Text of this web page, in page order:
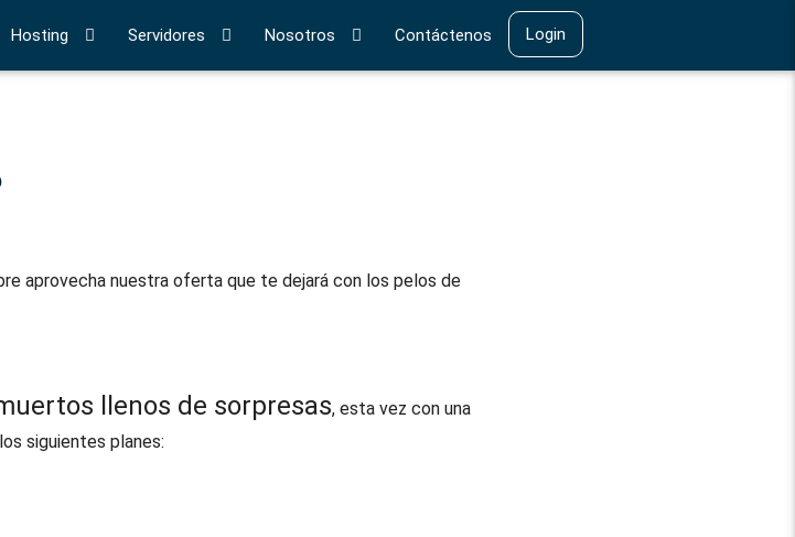
Hosting Servidores Nosotros Contáctenos Login
aprovecha nuestra oferta que te dejará con los pelos de
llenos de sorpresas, esta vez con una
siguientes planes: